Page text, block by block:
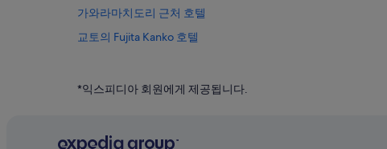
가와라마치도리 근처 호텔
교토의 Fujita Kanko 호텔
로쿠로초의 5성급 호텔
교토의 비즈니스 호텔
*익스피디아 회원에게 제공됩니다.